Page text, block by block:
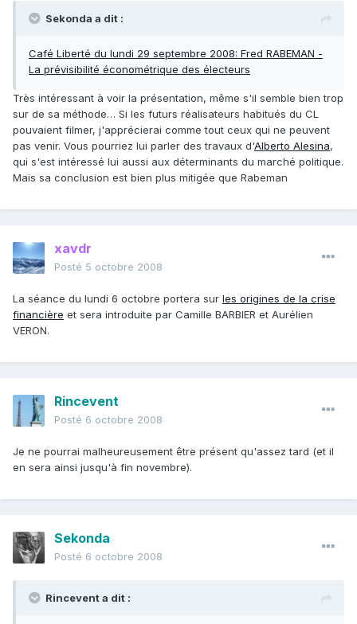
Sekonda a dit :
Café Liberté du lundi 29 septembre 2008: Fred RABEMAN -
La prévisibilité économétrique des électeurs
Très intéressant à voir la présentation, même s'il semble bien trop
sur de sa méthode… Si les futurs réalisateurs habitués du CL
pouvaient filmer, j'apprécierai comme tout ceux qui ne peuvent
pas venir. Vous pourriez lui parler des travaux d'Alberto Alesina,
qui s'est intéressé lui aussi aux déterminants du marché politique.
Mais sa conclusion est bien plus mitigée que Rabeman
xavdr
Posté 5 octobre 2008
La séance du lundi 6 octobre portera sur les origines de la crise
financière et sera introduite par Camille BARBIER et Aurélien
VERON.
Rincevent
Posté 6 octobre 2008
Je ne pourrai malheureusement être présent qu'assez tard (et il
en sera ainsi jusqu'à fin novembre).
Sekonda
Posté 6 octobre 2008
Rincevent a dit :